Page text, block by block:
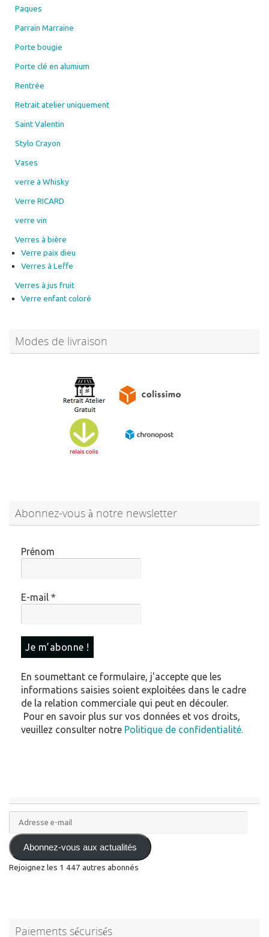
Paques
Parrain Marraine
Porte bougie
Porte clé en alumium
Rentrée
Retrait atelier uniquement
Saint Valentin
Stylo Crayon
Vases
verre à Whisky
Verre RICARD
verre vin
Verres à bière
Verre paix dieu
Verres à Leffe
Verres à jus fruit
Verre enfant coloré
Modes de livraison
Abonnez-vous à notre newsletter
Prénom
E-mail *
En soumettant ce formulaire, j'accepte que les
informations saisies soient exploitées dans le cadre
de la relation commerciale qui peut en découler.
Pour en savoir plus sur vos données et vos droits,
veuillez consulter notre Politique de confidentialité.
Adresse
e-
mail Abonnez-vous aux actualités
Rejoignez les 1 447 autres abonnés
Paiements sécurisés